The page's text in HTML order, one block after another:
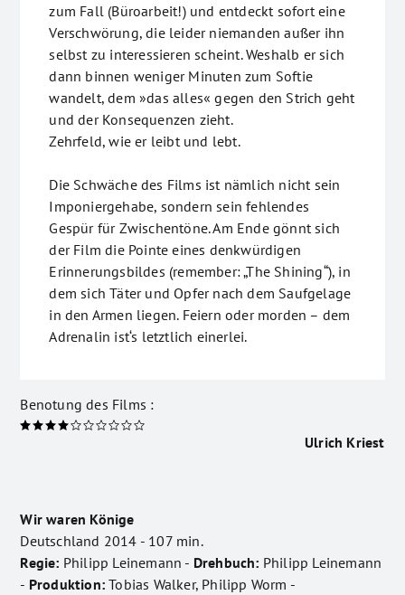
zum Fall (Büroarbeit!) und entdeckt sofort eine
Verschwörung, die leider niemanden außer ihn
selbst zu interessieren scheint. Weshalb er sich
dann binnen weniger Minuten zum Softie
wandelt, dem »das alles« gegen den Strich geht
und der Konsequenzen zieht.
Zehrfeld, wie er leibt und lebt.
Die Schwäche des Films ist nämlich nicht sein
Imponiergehabe, sondern sein fehlendes
Gespür für Zwischentöne. Am Ende gönnt sich
der Film die Pointe eines denkwürdigen
Erinnerungsbildes (remember: „The Shining“), in
dem sich Täter und Opfer nach dem Saufgelage
in den Armen liegen. Feiern oder morden – dem
Adrenalin ist‘s letztlich einerlei.
Benotung des Films :
Ulrich Kriest
Wir waren Könige
Deutschland 2014 - 107 min.
Regie: Philipp Leinemann - Drehbuch: Philipp Leinemann
- Produktion: Tobias Walker, Philipp Worm -